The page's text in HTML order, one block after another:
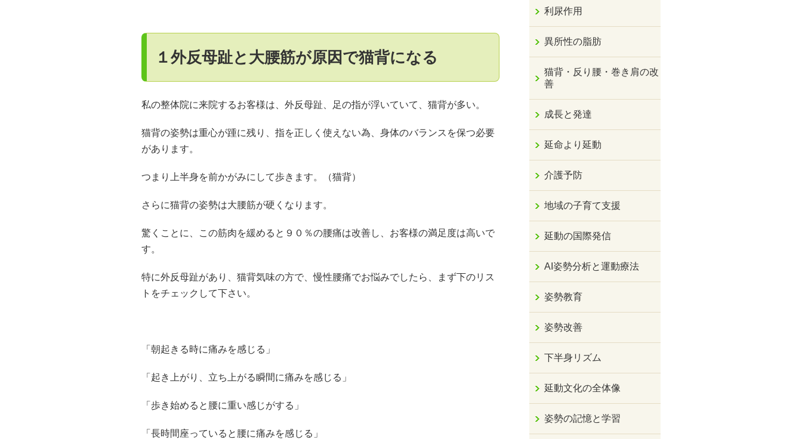
１外反母趾と大腰筋が原因で猫背になる
私の整体院に来院するお客様は、外反母趾、足の指が浮いていて、猫背が多い。
猫背の姿勢は重心が踵に残り、指を正しく使えない為、身体のバランスを保つ必要
があります。
つまり上半身を前かがみにして歩きます。（猫背）
さらに猫背の姿勢は大腰筋が硬くなります。
驚くことに、この筋肉を緩めると９０％の腰痛は改善し、お客様の満足度は高いで
す。
特に外反母趾があり、猫背気味の方で、慢性腰痛でお悩みでしたら、まず下のリス
トをチェックして下さい。
「朝起きる時に痛みを感じる」
「起き上がり、立ち上がる瞬間に痛みを感じる」
「歩き始めると腰に重い感じがする」
「長時間座っていると腰に痛みを感じる」
利尿作用
異所性の脂肪
猫背・反り腰・巻き肩の改
善
成長と発達
延命より延動
介護予防
地域の子育て支援
延動の国際発信
AI姿勢分析と運動療法
姿勢教育
姿勢改善
下半身リズム
延動文化の全体像
姿勢の記憶と学習